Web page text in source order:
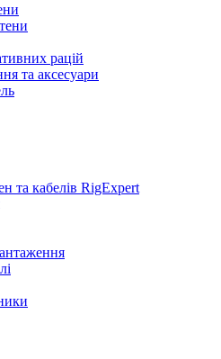
рацій
та аксесуари
та кабелів RigExpert